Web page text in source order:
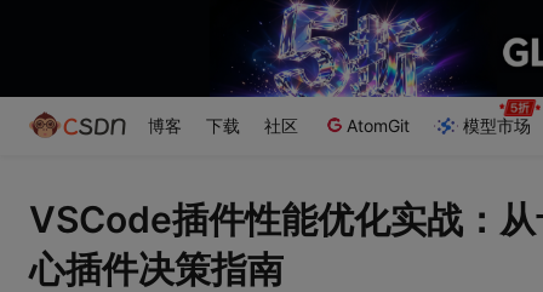
博客 下载 社区 AtomGit 模型市场
VSCode插件性能优化实战：
心插件决策指南